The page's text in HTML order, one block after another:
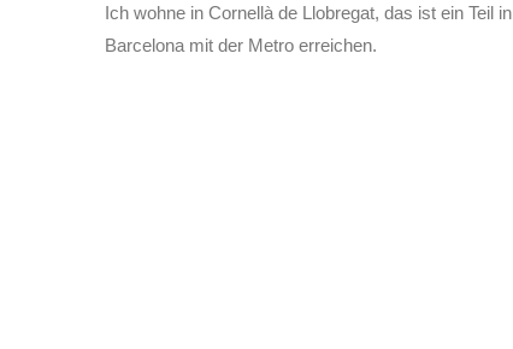
Ich wohne in Cornellà de Llobregat, das ist ein Teil
Barcelona mit der Metro erreichen.